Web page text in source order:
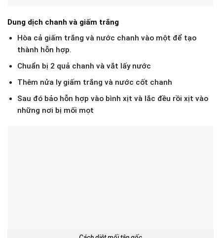
Dung dịch chanh và giấm trắng
Hòa cả giấm trắng và nước chanh vào một để tạo
thành hỗn hợp.
Chuẩn bị 2 quả chanh và vắt lấy nước
Thêm nửa ly giấm trắng và nước cốt chanh
Sau đó bảo hỗn hợp vào bình xịt và lắc đều rồi xịt vào
những nơi bị mối mọt